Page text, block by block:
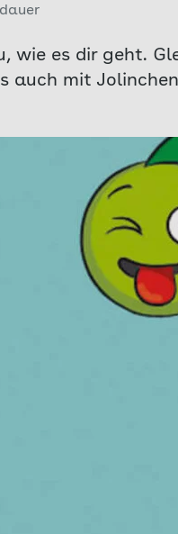
wie es dir geht.
auch mit